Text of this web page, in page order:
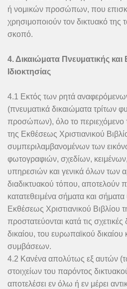
ή νομικών προσώπων, που
χρησιμοποιούν τον δικτυακό της
σκοπό.
4. Δικαιώματα Πνευματικής και
Ιδιοκτησίας
4.1 Εκτός των ρητά
(πνευματικά δικαιώματα τρίτων
προσώπων), όλο το περιεχόμενο
της Εκθέσεως Χριστιανικού
συμπεριλαμβανομένων των
φωτογραφιών, σχεδίων,
υπηρεσιών και γενικά όλων των
διαδικτυακού τόπου, αποτελούν
κατατεθειμένα σήματα και
Εκθέσεως Χριστιανικού Βιβλίου
προστατεύονται κατά τις σχετικές
δικαίου, του ευρωπαϊκού δικαίου
συμβάσεων.
4.2 Κανένα απολύτως εξ αυτών
στοιχείων του παρόντος
αποτελέσει εν όλω ή εν μέρει